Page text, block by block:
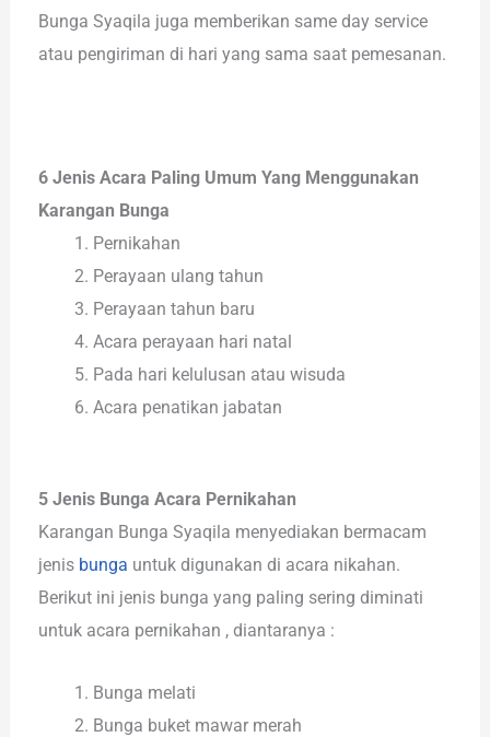
Bunga Syaqila juga memberikan same day service
atau pengiriman di hari yang sama saat pemesanan.
6 Jenis Acara Paling Umum Yang Menggunakan
Karangan Bunga
Pernikahan
Perayaan ulang tahun
Perayaan tahun baru
Acara perayaan hari natal
Pada hari kelulusan atau wisuda
Acara penatikan jabatan
5 Jenis Bunga Acara Pernikahan
Karangan Bunga Syaqila menyediakan bermacam
jenis bunga untuk digunakan di acara nikahan.
Berikut ini jenis bunga yang paling sering diminati
untuk acara pernikahan , diantaranya :
Bunga melati
Bunga buket mawar merah